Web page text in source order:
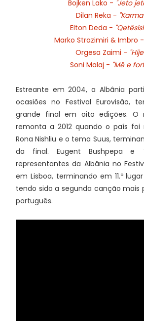
Bojken Lako - "Jeto
Dilan Reka -
Elton Deda -
Marko Strazimiri & Imbro -
Orgesa Zaimi -
Soni Malaj - "Më e
Estreante em 2004, a Albânia
ocasiões no Festival Eurovisão,
grande final em oito edições. O
remonta a 2012 quando o país foi
Rona Nishliu e o tema Suus,
da final. Eugent Bushpepa e
representantes da Albânia no
em Lisboa, terminando em 11.º
tendo sido a segunda canção mais
português.